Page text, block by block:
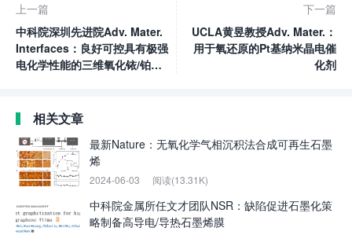
上一篇
中科院深圳先进院Adv. Mater.
Interfaces：良好可控具有极强
电化学性能的三维氧化铱/铂纳
下一篇
UCLA黄昱教授Adv. Mater.：
用于氧还原的Pt基纳米晶电催
化剂
相关文章
最新Nature：无氧化学气相沉积法合成可再生石墨
烯
2024-06-03 阅读(13.31K)
中科院金属所任文才团队NSR：缺陷促进石墨化策
略制备高导电/导热石墨烯膜